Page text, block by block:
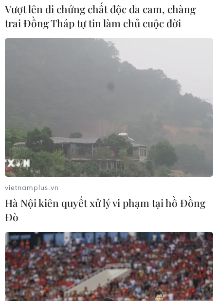
TIN CÙNG CHUYÊN MỤC
Italy bác tối hậu thư của Tây Ban Nha
về kiểm soát biên giới
Vượt lên di chứng chất độc da cam, chàng
trai Đồng Tháp tự tin làm chủ cuộc đời
vietnamplus.vn
Hà Nội kiên quyết xử lý vi phạm tại hồ Đồng
Đò